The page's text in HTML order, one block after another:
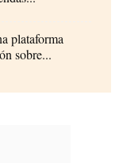
plataforma
sobre...